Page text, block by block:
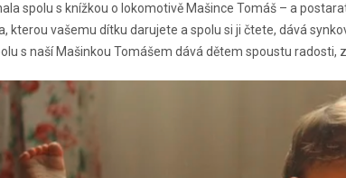
spolu s knížkou o lokomotivě Mašince Tomáš – a
kterou vašemu dítku darujete a spolu si ji čtete, dává
s naší Mašinkou Tomášem dává dětem spoustu radosti,